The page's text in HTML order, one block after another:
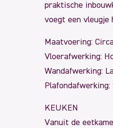
praktische
voegt een vleugje
Maatvoering:
Vloerafwerking:
Wandafwerking:
KEUKEN
Vanuit de